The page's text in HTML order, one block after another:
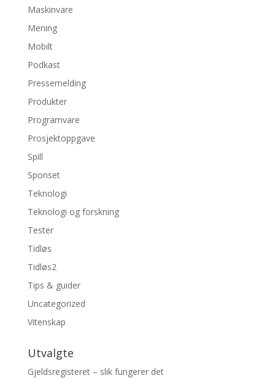
Maskinvare
Mening
Mobilt
Podkast
Pressemelding
Produkter
Programvare
Prosjektoppgave
Spill
Sponset
Teknologi
Teknologi og forskning
Tester
Tidløs
Tidløs2
Tips & guider
Uncategorized
Vitenskap
Utvalgte
Gjeldsregisteret – slik fungerer det